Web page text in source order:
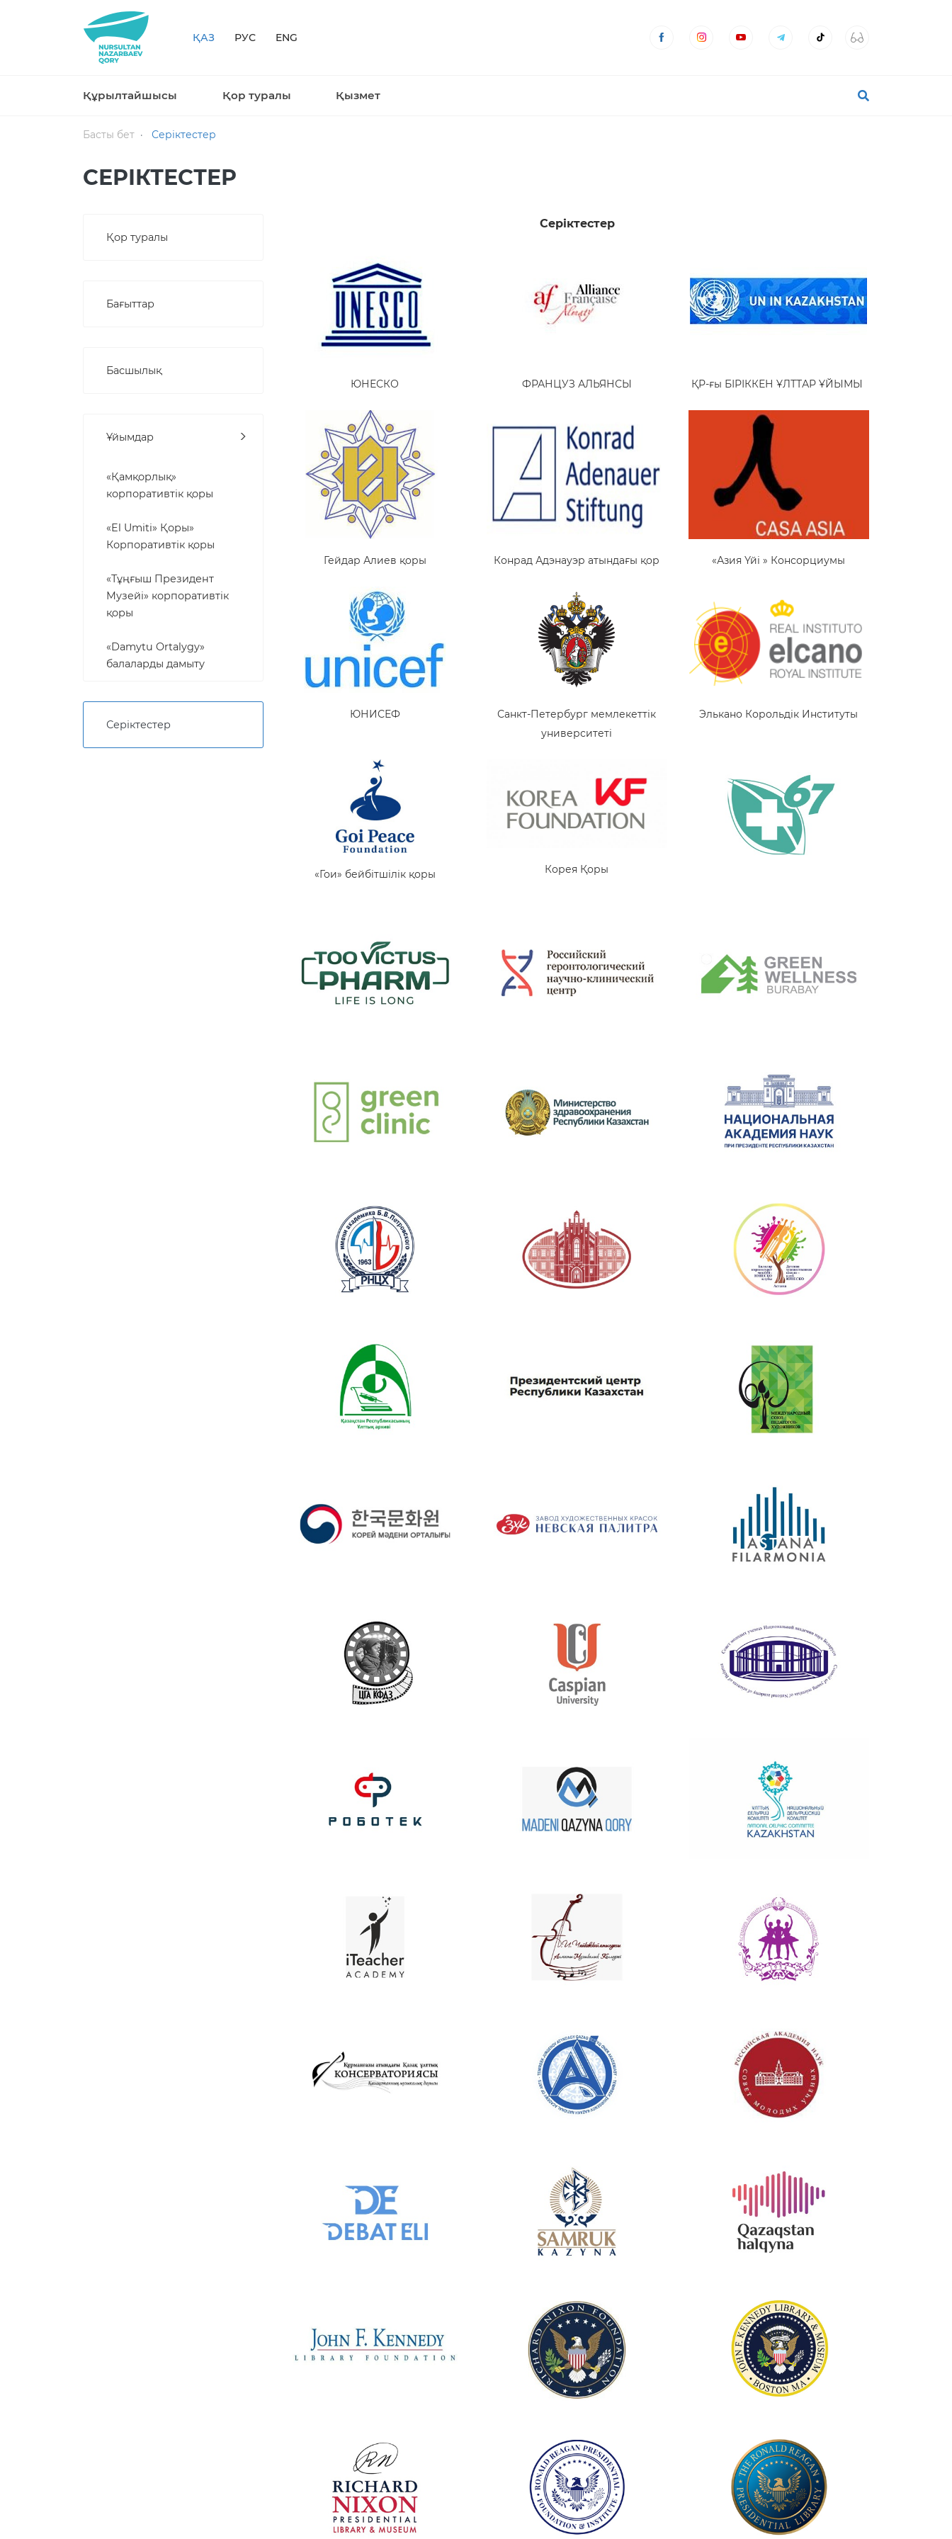
ҚАЗ РУС ENG
Құрылтайшысы Қор туралы Қызмет
Басты бет Серіктестер
СЕРІКТЕСТЕР
Қор туралы
Бағыттар
Басшылық
Ұйымдар
«Қамқорлық»
корпоративтік қоры
«El Umiti» Қоры»
Корпоративтік қоры
«Тұңғыш Президент
Музейі» корпоративтік
қоры
«Damytu Ortalygy»
балаларды дамыту
Серіктестер
Серіктестер
ЮНЕСКО ФРАНЦУЗ АЛЬЯНСЫ ҚР-ғы БІРІККЕН ҰЛТТАР ҰЙЫМЫ
Гейдар Алиев қоры Конрад Адэнауэр атындағы қор «Азия Үйі » Консорциумы
ЮНИСЕФ
Санкт-Петербург мемлекеттік
университеті
Элькано Корольдік Институты
«Гои» бейбітшілік қоры Корея Қоры